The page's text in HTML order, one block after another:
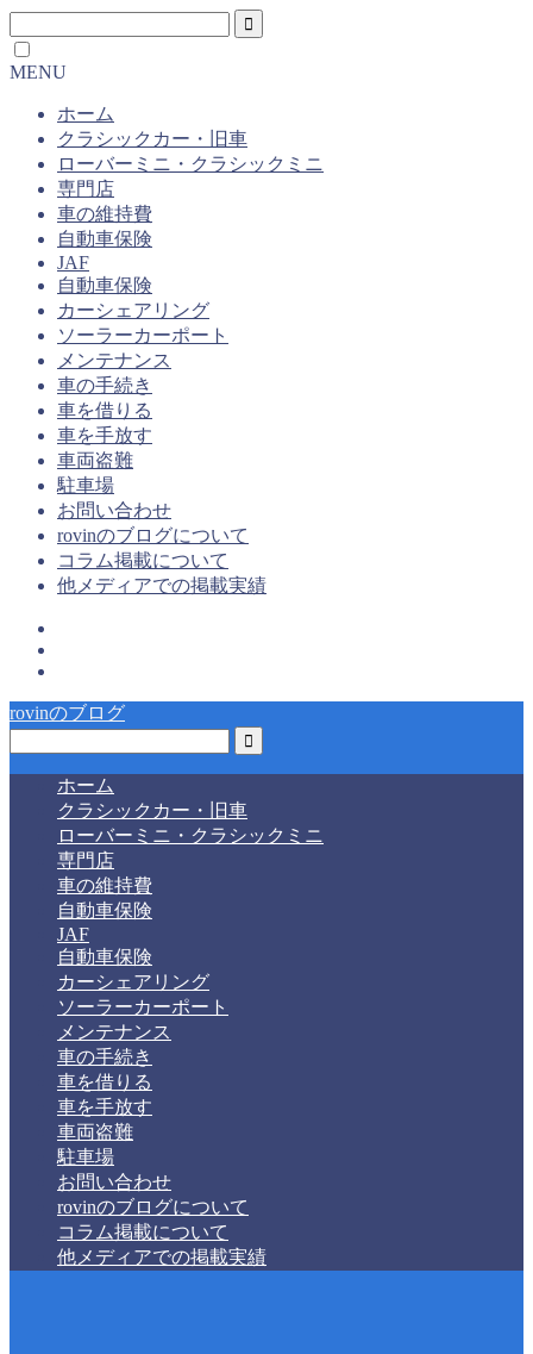
MENU
ホーム
クラシックカー・旧車
ローバーミニ・クラシックミニ
専門店
車の維持費
自動車保険
JAF
自動車保険
カーシェアリング
ソーラーカーポート
メンテナンス
車の手続き
車を借りる
車を手放す
車両盗難
駐車場
お問い合わせ
rovinのブログについて
コラム掲載について
他メディアでの掲載実績
rovinのブログ
ホーム
クラシックカー・旧車
ローバーミニ・クラシックミニ
専門店
車の維持費
自動車保険
JAF
自動車保険
カーシェアリング
ソーラーカーポート
メンテナンス
車の手続き
車を借りる
車を手放す
車両盗難
駐車場
お問い合わせ
rovinのブログについて
コラム掲載について
他メディアでの掲載実績